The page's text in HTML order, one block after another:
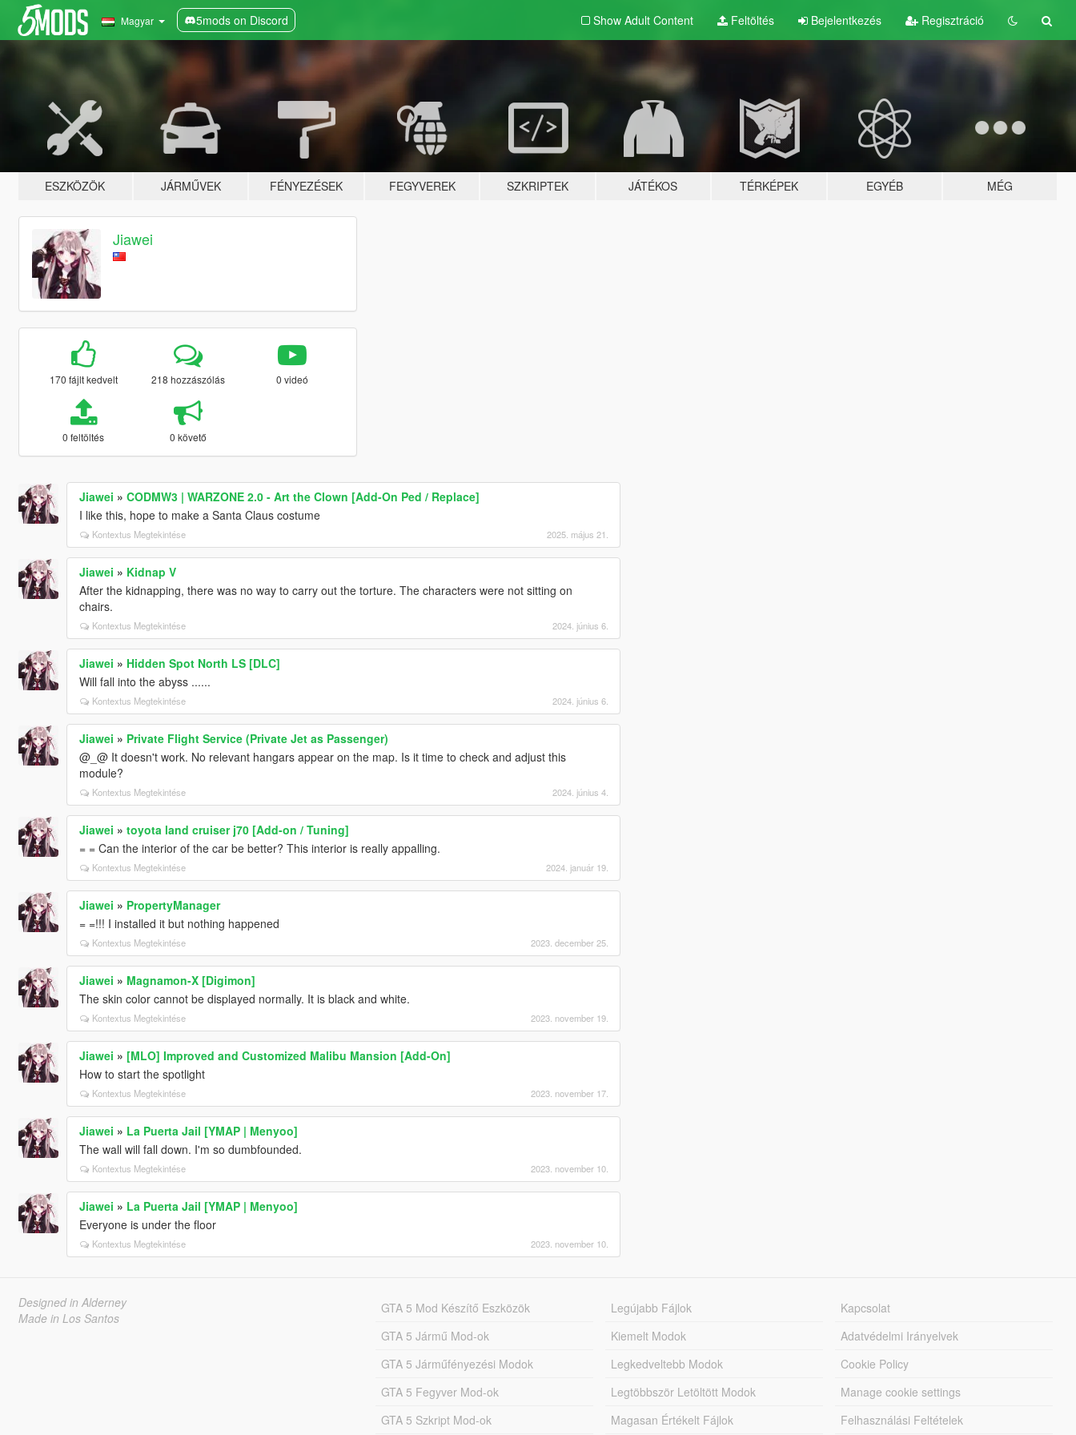
Magyar 5mods on Discord Show Adult Content Feltöltés Bejelentkezés Regisztráció
ESZKÖZÖK JÁRMŰVEK FÉNYEZÉSEK FEGYVEREK SZKRIPTEK JÁTÉKOS TÉRKÉPEK EGYÉB MÉG
Jiawei
170 fájlt kedvelt 218 hozzászólás 0 videó
0 feltöltés 0 követő
Jiawei » CODMW3 | WARZONE 2.0 - Art the Clown [Add-On Ped / Replace]
I like this, hope to make a Santa Claus costume
Kontextus Megtekintése 2025. május 21.
Jiawei » Kidnap V
After the kidnapping, there was no way to carry out the torture. The characters were not sitting on
chairs.
Kontextus Megtekintése 2024. június 6.
Jiawei » Hidden Spot North LS [DLC]
Will fall into the abyss ......
Kontextus Megtekintése 2024. június 6.
Jiawei » Private Flight Service (Private Jet as Passenger)
@_@ It doesn't work. No relevant hangars appear on the map. Is it time to check and adjust this
module?
Kontextus Megtekintése 2024. június 4.
Jiawei » toyota land cruiser j70 [Add-on / Tuning]
= = Can the interior of the car be better? This interior is really appalling.
Kontextus Megtekintése 2024. január 19.
Jiawei » PropertyManager
= =!!! I installed it but nothing happened
Kontextus Megtekintése 2023. december 25.
Jiawei » Magnamon-X [Digimon]
The skin color cannot be displayed normally. It is black and white.
Kontextus Megtekintése 2023. november 19.
Jiawei » [MLO] Improved and Customized Malibu Mansion [Add-On]
How to start the spotlight
Kontextus Megtekintése 2023. november 17.
Jiawei » La Puerta Jail [YMAP | Menyoo]
The wall will fall down. I'm so dumbfounded.
Kontextus Megtekintése 2023. november 10.
Jiawei » La Puerta Jail [YMAP | Menyoo]
Everyone is under the floor
Kontextus Megtekintése 2023. november 10.
Designed in Alderney
Made in Los Santos
GTA 5 Mod Készítő Eszközök
GTA 5 Jármű Mod-ok
GTA 5 Járműfényezési Modok
GTA 5 Fegyver Mod-ok
GTA 5 Szkript Mod-ok
Legújabb Fájlok
Kiemelt Modok
Legkedveltebb Modok
Legtöbbször Letöltött Modok
Magasan Értékelt Fájlok
Kapcsolat
Adatvédelmi Irányelvek
Cookie Policy
Manage cookie settings
Felhasználási Feltételek